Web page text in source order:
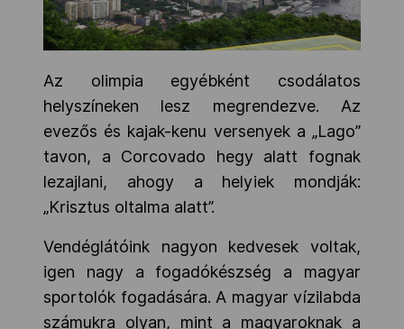
Az olimpia egyébként csodálatos
helyszíneken lesz megrendezve. Az
evezős és kajak-kenu versenyek a „Lago”
tavon, a Corcovado hegy alatt fognak
lezajlani, ahogy a helyiek mondják:
„Krisztus oltalma alatt”.
Vendéglátóink nagyon kedvesek voltak,
igen nagy a fogadókészség a magyar
sportolók fogadására. A magyar vízilabda
számukra olyan, mint a magyaroknak a